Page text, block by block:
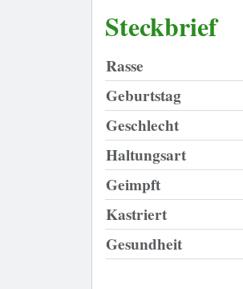
Steckbrief
Rasse
Geburtstag
Geschlecht
Haltungsart
Geimpft
Kastriert
Gesundheit